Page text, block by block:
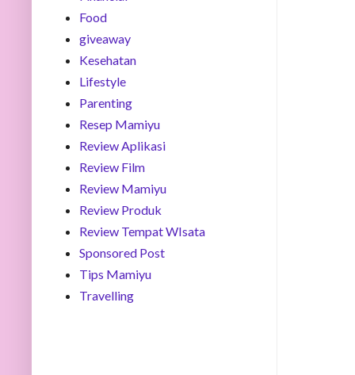
Food
giveaway
Kesehatan
Lifestyle
Parenting
Resep Mamiyu
Review Aplikasi
Review Film
Review Mamiyu
Review Produk
Review Tempat WIsata
Sponsored Post
Tips Mamiyu
Travelling